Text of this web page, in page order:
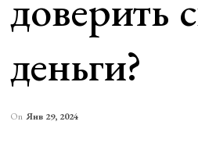
доверить
деньги?
On Янв 29, 2024